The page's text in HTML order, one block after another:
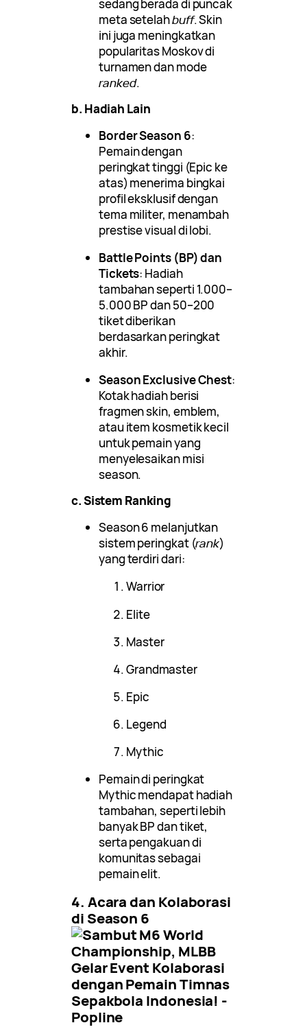
sedang berada di puncak
meta setelahbuff. Skin
ini juga meningkatkan
popularitas Moskov di
turnamen dan mode
ranked.
b. Hadiah Lain
Border Season 6:
Pemain dengan
peringkat tinggi (Epic ke
atas) menerima bingkai
profil eksklusif dengan
tema militer, menambah
prestise visual di lobi.
Battle Points (BP) dan
Tickets: Hadiah
tambahan seperti 1.000–
5.000 BP dan 50–200
tiket diberikan
berdasarkan peringkat
akhir.
Season Exclusive Chest:
Kotak hadiah berisi
fragmen skin, emblem,
atau item kosmetik kecil
untuk pemain yang
menyelesaikan misi
season.
c. Sistem Ranking
Season 6 melanjutkan
sistem peringkat (rank)
yang terdiri dari:
Warrior
Elite
Master
Grandmaster
Epic
Legend
Mythic
Pemain di peringkat
Mythic mendapat hadiah
tambahan, seperti lebih
banyak BP dan tiket,
serta pengakuan di
komunitas sebagai
pemain elit.
4. Acara dan Kolaborasi
di Season 6